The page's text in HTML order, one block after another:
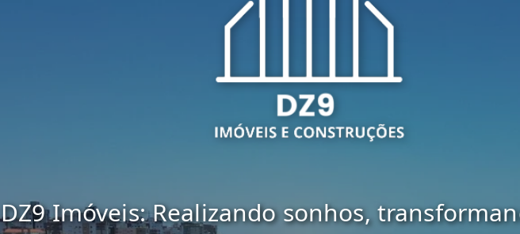
DZ9 Imóveis: Realizando sonhos,